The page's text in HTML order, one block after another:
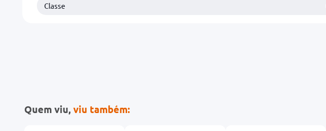
Classe
Quem viu,viu também: